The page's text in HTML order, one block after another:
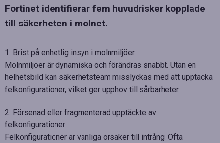
Fortinet identifierar fem huvudrisker kopplade
till säkerheten i molnet.
1. Brist på enhetlig insyn i molnmiljöer
Molnmiljöer är dynamiska och förändras snabbt. Utan en
helhetsbild kan säkerhetsteam misslyckas med att upptäcka
felkonfigurationer, vilket ger upphov till sårbarheter.
2. Försenad eller fragmenterad upptäckte av
felkonfigurationer
Felkonfigurationer är vanliga orsaker till intrång. Ofta